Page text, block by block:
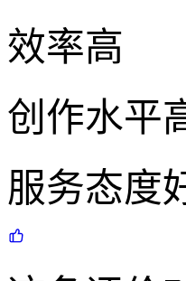
效率高
创作水平
服务态度